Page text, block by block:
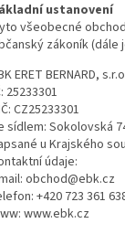
ustanovení
všeobecné
zákoník (dále
ERET BERNARD,
25233301
CZ25233301
sídlem: Sokolovská
u Krajského
údaje:
obchod@ebk.cz
+420 723 361
www.ebk.cz